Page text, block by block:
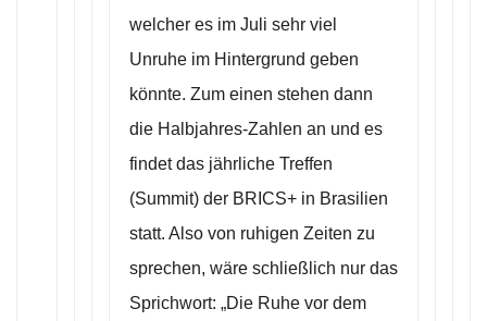
welcher es im Juli sehr viel
Unruhe im Hintergrund geben
könnte. Zum einen stehen dann
die Halbjahres-Zahlen an und es
findet das jährliche Treffen
(Summit) der BRICS+ in Brasilien
statt. Also von ruhigen Zeiten zu
sprechen, wäre schließlich nur das
Sprichwort: „Die Ruhe vor dem